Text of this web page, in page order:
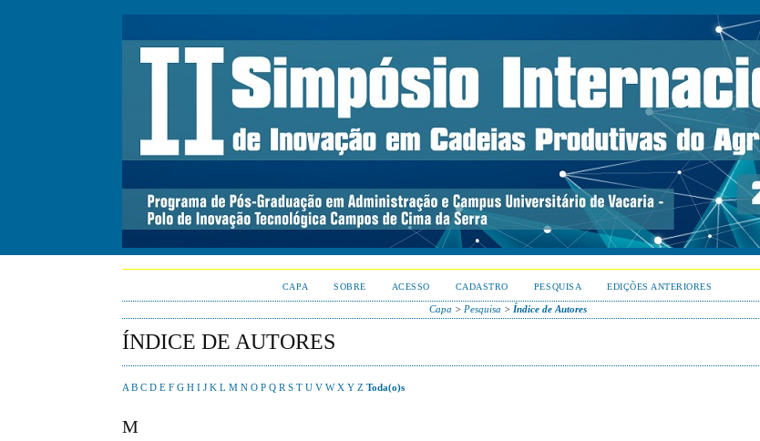
CAPA SOBRE ACESSO CADASTRO PESQUISA EDIÇÕES ANTERIORES
Capa > Pesquisa > Índice de Autores
ÍNDICE DE AUTORES
A B C D E F G H I J K L M N O P Q R S T U V W X Y Z Toda(o)s
M